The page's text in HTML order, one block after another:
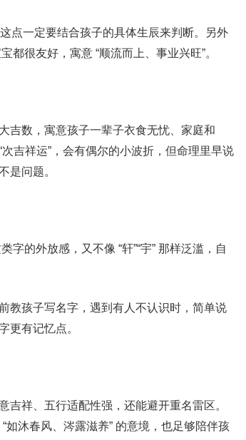
点一定要结合孩子的具体生辰来判断。另外
都很友好，寓意 “顺流而上、事业兴旺”。
吉数，寓意孩子一辈子衣食无忧、家庭和
吉祥运”，会有偶尔的小波折，但命理里早说
是问题。
字的外放感，又不像 “轩”“宇” 那样泛滥，自
教孩子写名字，遇到有人不认识时，简单说
更有记忆点。
吉祥、五行适配性强，还能避开重名雷区。
沐春风、涔露滋养” 的意境，也足够陪伴孩